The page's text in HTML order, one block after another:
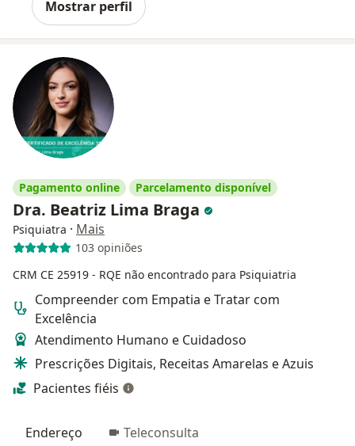
Mostrar perfil
Pagamento online Parcelamento disponível
Dra. Beatriz Lima Braga
Psiquiatra · Mais
103 opiniões
CRM CE 25919 - RQE não encontrado para Psiquiatria
Compreender com Empatia e Tratar com
Excelência
Atendimento Humano e Cuidadoso
Prescrições Digitais, Receitas Amarelas e Azuis
Pacientes fiéis
Endereço Teleconsulta